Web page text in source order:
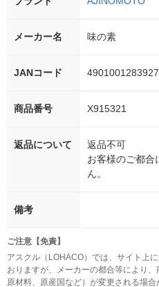
メーカー名 味の素
JANコード 4901001283927
商品番号 X915321
返品について
返品不可
お客様のご都合
ん。
備考
ご注意【免責】
アスクル（LOHACO）では、サイト上
おりますが、メーカーの都合等により、
原材料、原産国など）が変更される場